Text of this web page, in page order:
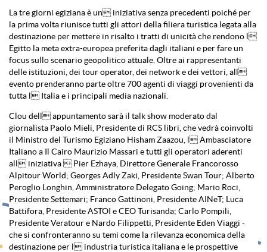
La tre giorni egiziana è un iniziativa senza precedenti poiché per
la prima volta riunisce tutti gli attori della filiera turistica legata alla
destinazione per mettere in risalto i tratti di unicità che rendono l
Egitto la meta extra-europea preferita dagli italiani e per fare un
focus sullo scenario geopolitico attuale. Oltre ai rappresentanti
delle istituzioni, dei tour operator, dei network e dei vettori, all
evento prenderanno parte oltre 700 agenti di viaggi provenienti da
tutta l Italia e i principali media nazionali.
Clou dell appuntamento sarà il talk show moderato dal
giornalista Paolo Mieli, Presidente di RCS libri, che vedrà coinvolti
il Ministro del Turismo Egiziano Hisham Zaazou, l Ambasciatore
Italiano a Il Cairo Maurizio Massari e tutti gli operatori aderenti
all iniziativa  Pier Ezhaya, Direttore Generale Francorosso
Alpitour World; Georges Adly Zaki, Presidente Swan Tour; Alberto
Peroglio Longhin, Amministratore Delegato Going; Mario Roci,
Presidente Settemari; Franco Gattinoni, Presidente AINeT; Luca
Battifora, Presidente ASTOI e CEO Turisanda; Carlo Pompili,
Presidente Veratour e Nardo Filippetti, Presidente Eden Viaggi -
che si confronteranno su temi come la rilevanza economica della
destinazione per l industria turistica italiana e le prospettive